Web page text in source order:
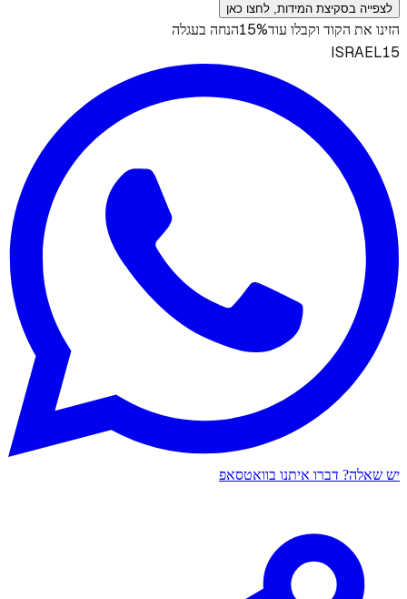
לצפייה בסקיצת המידות, לחצו כאן
הזינו את הקוד וקבלו עוד15%הנחה בעגלה
ISRAEL15
יש שאלה? דברו איתנו בוואטסאפ